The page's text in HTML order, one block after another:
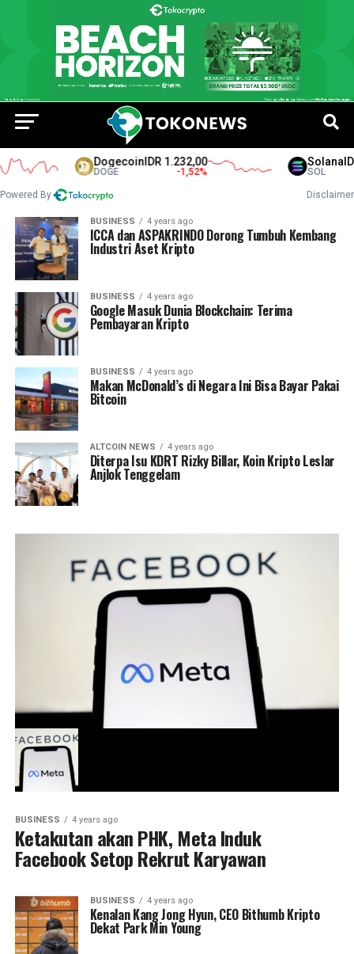
DogecoinIDR 1.232,00
DOGE -1,52 %
SolanaIDR
SOL
Powered By Disclaimer
BUSINESS 4 years ago
ICCA dan ASPAKRINDO Dorong Tumbuh Kembang
Industri Aset Kripto
BUSINESS 4 years ago
Google Masuk Dunia Blockchain: Terima
Pembayaran Kripto
BUSINESS 4 years ago
Makan McDonald’s di Negara Ini Bisa Bayar Pakai
Bitcoin
ALTCOIN NEWS 4 years ago
Diterpa Isu KDRT Rizky Billar, Koin Kripto Leslar
Anjlok Tenggelam
BUSINESS 4 years ago
Ketakutan akan PHK, Meta Induk
Facebook Setop Rekrut Karyawan
BUSINESS 4 years ago
Kenalan Kang Jong Hyun, CEO Bithumb Kripto
Dekat Park Min Young